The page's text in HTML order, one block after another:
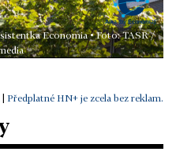
Economia • Foto: TASR /
Předplatné HN+ je zcela bez reklam.